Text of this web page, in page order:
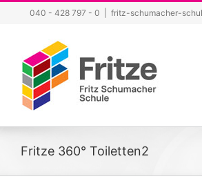
springen
040 - 428 797 - 0 fritz-schumacher-
Fritze 360° Toiletten2